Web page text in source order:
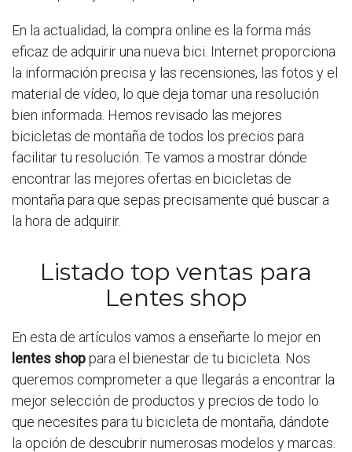
En la actualidad, la compra online es la forma más
eficaz de adquirir una nueva bici. Internet proporciona
la información precisa y las recensiones, las fotos y el
material de vídeo, lo que deja tomar una resolución
bien informada. Hemos revisado las mejores
bicicletas de montaña de todos los precios para
facilitar tu resolución. Te vamos a mostrar dónde
encontrar las mejores ofertas en bicicletas de
montaña para que sepas precisamente qué buscar a
la hora de adquirir.
Listado top ventas para
Lentes shop
En esta de artículos vamos a enseñarte lo mejor en
lentes shoppara el bienestar de tu bicicleta. Nos
queremos comprometer a que llegarás a encontrar la
mejor selección de productos y precios de todo lo
que necesites para tu bicicleta de montaña, dándote
la opción de descubrir numerosas modelos y marcas.